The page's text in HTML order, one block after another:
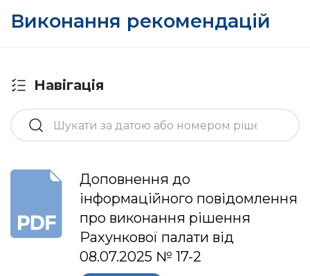
Виконання рекомендацій
Навігація
Доповнення до
інформаційного повідомлення
про виконання рішення
Рахункової палати від
08.07.2025 № 17-2